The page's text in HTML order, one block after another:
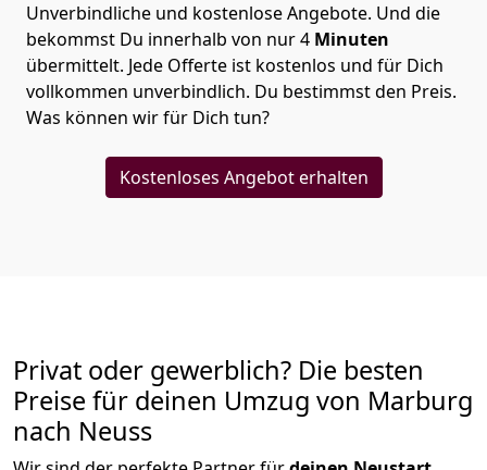
Unverbindliche und kostenlose Angebote. Und die
bekommst Du innerhalb von nur4 Minuten
übermittelt. Jede Offerte ist kostenlos und für Dich
vollkommen unverbindlich. Du bestimmst den Preis.
Was können wir für Dich tun?
Kostenloses Angebot erhalten
Privat oder gewerblich? Die besten
Preise für deinen Umzug von Marburg
nach Neuss